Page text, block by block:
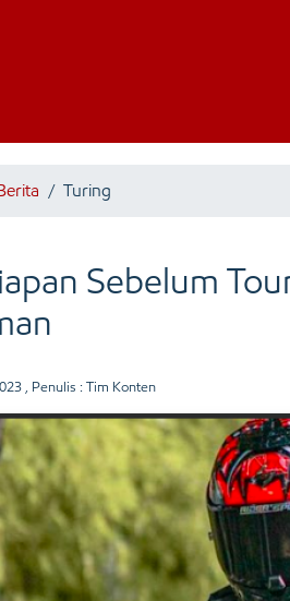
/ Turing
Sebelum
, Penulis : Tim Konten